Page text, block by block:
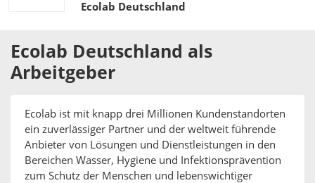
Ecolab Deutschland
Ecolab Deutschland als
Arbeitgeber
Ecolab ist mit knapp drei Millionen Kundenstandorten
ein zuverlässiger Partner und der weltweit führende
Anbieter von Lösungen und Dienstleistungen in den
Bereichen Wasser, Hygiene und Infektionsprävention
zum Schutz der Menschen und lebenswichtiger